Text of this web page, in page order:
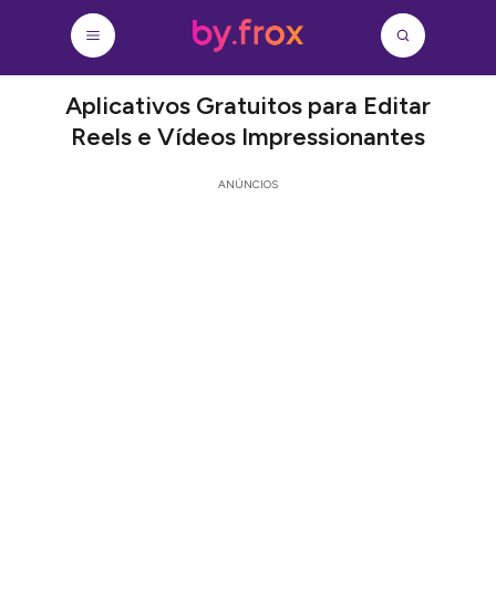
Aplicativos Gratuitos para Editar
Reels e Vídeos Impressionantes
ANÚNCIOS